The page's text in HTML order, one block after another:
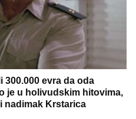
300.000 evra da oda
je u holivudskim hitovima,
nadimak Krstarica